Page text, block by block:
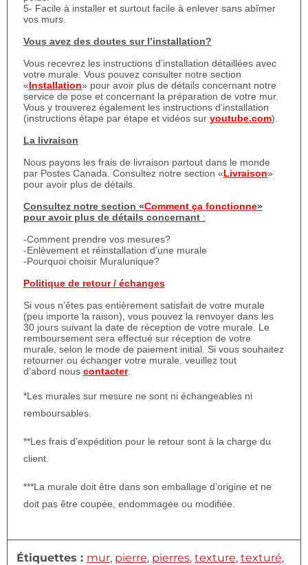
5- Facile à installer et surtout facile à enlever sans abîmer
vos murs.
Vous avez des doutes sur l’installation?
Vous recevrez les instructions d’installation détaillées avec
votre murale. Vous pouvez consulter notre section
«Installation» pour avoir plus de détails concernant notre
service de pose et concernant la préparation de votre mur.
Vous y trouverez également les instructions d’installation
(instructions étape par étape et vidéos sur youtube.com).
La livraison
Nous payons les frais de livraison partout dans le monde
par Postes Canada. Consultez notre section «Livraison»
pour avoir plus de détails.
Consultez notre section «Comment ça fonctionne»
pour avoir plus de détails concernant:
-Comment prendre vos mesures?
-Enlèvement et réinstallation d’une murale
-Pourquoi choisir Muralunique?
Politique de retour / échanges
Si vous n’êtes pas entièrement satisfait de votre murale
(peu importe la raison), vous pouvez la renvoyer dans les
30 jours suivant la date de réception de votre murale. Le
remboursement sera effectué sur réception de votre
murale, selon le mode de paiement initial. Si vous souhaitez
retourner ou échanger votre murale, veuillez tout
d’abord nous contacter.
*Les murales sur mesure ne sont ni échangeables ni
remboursables.
**Les frais d’expédition pour le retour sont à la charge du
client.
***La murale doit être dans son emballage d’origine et ne
doit pas être coupée, endommagée ou modifiée.
Étiquettes : mur, pierre, pierres, texture, texturé,